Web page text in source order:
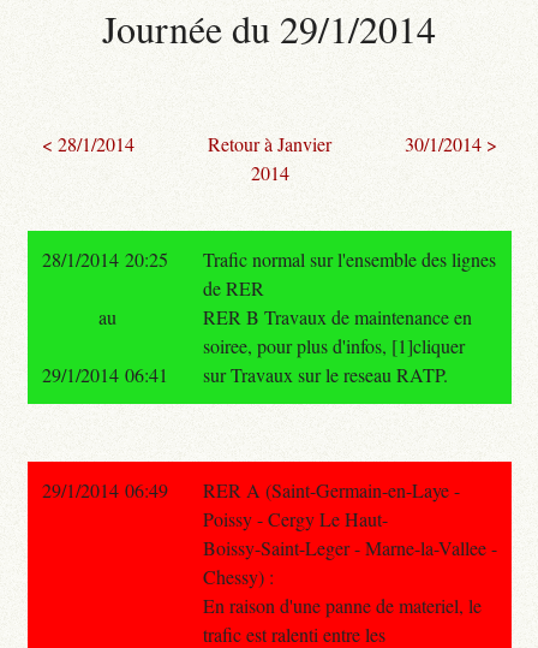
Journée du 29/1/2014
< 28/1/2014
Retour à Janvier
2014
30/1/2014 >
28/1/2014 20:25
Trafic normal sur l'ensemble des lignes
de RER
RER B Travaux de maintenance en
soiree, pour plus d'infos, [1]cliquer
sur Travaux sur le reseau RATP.
au
29/1/2014 06:41
29/1/2014 06:49
RER A (Saint-Germain-en-Laye -
Poissy - Cergy Le Haut-
Boissy-Saint-Leger - Marne-la-Vallee -
Chessy) :
En raison d'une panne de materiel, le
trafic est ralenti entre les